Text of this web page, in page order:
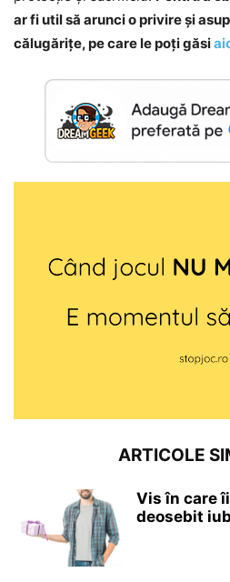
ar fi util să arunci o privire și
călugărițe, pe care le poți găsi
ARTICOLE
Vis în care
deosebit